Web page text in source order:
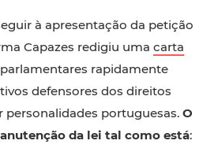
à apresentação da petição
Capazes redigiu uma carta
rapidamente
defensores dos direitos
personalidades portuguesas. O
da lei tal como está: